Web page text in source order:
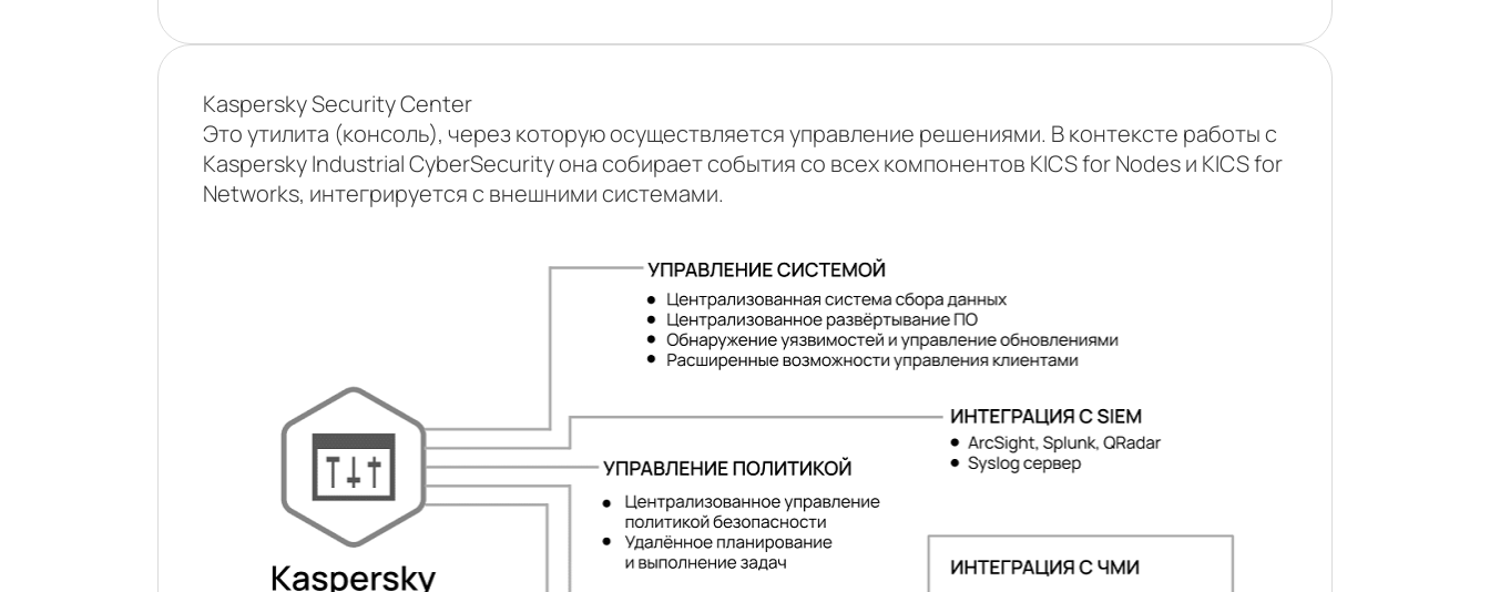
Kaspersky Security Center
Это утилита (консоль), через которую осуществляется управление решениями. В контексте работы с
Kaspersky Industrial CyberSecurity она собирает события со всех компонентов KICS for Nodes и KICS for
Networks, интегрируется с внешними системами.